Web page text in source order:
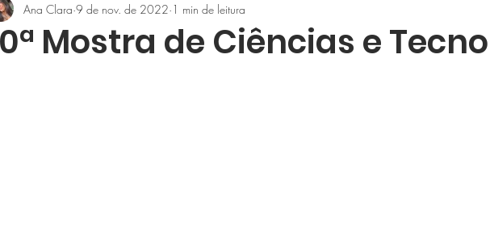
Trabalho Pesquisa Extracurricular
Mostra de Ciências e
Ana Clara 9 de nov. de 2022 1 min de leitura